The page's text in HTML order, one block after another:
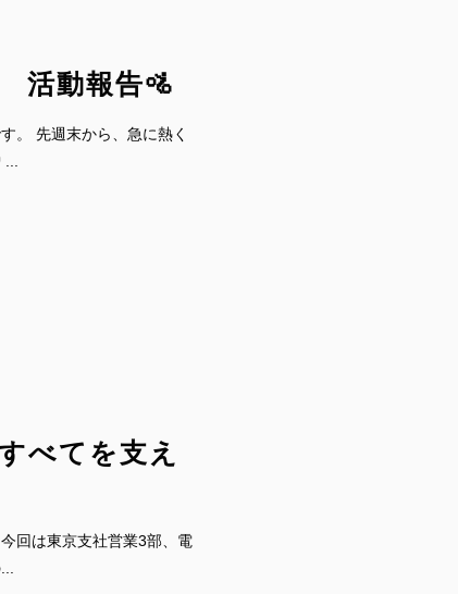
活動報告🚵
。 先週末から、急に熱く
...
べてを支え
回は東京支社営業3部、電